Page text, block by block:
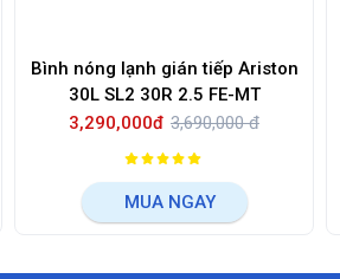
Bình nóng lạnh gián tiếp Ariston
30L SL2 30R 2.5 FE-MT
3,290,000đ 3,690,000 đ
MUA NGAY